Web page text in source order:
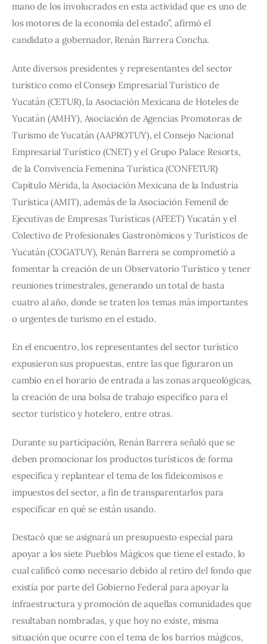
mano de los involucrados en esta actividad que es uno de
los motores de la economía del estado”, afirmó el
candidato a gobernador, Renán Barrera Concha.
Ante diversos presidentes y representantes del sector
turístico como el Consejo Empresarial Turístico de
Yucatán (CETUR), la Asociación Mexicana de Hoteles de
Yucatán (AMHY), Asociación de Agencias Promotoras de
Turismo de Yucatán (AAPROTUY), el Consejo Nacional
Empresarial Turístico (CNET) y el Grupo Palace Resorts,
de la Convivencia Femenina Turística (CONFETUR)
Capítulo Mérida, la Asociación Mexicana de la Industria
Turística (AMIT), además de la Asociación Femenil de
Ejecutivas de Empresas Turísticas (AFEET) Yucatán y el
Colectivo de Profesionales Gastronómicos y Turísticos de
Yucatán (COGATUY), Renán Barrera se comprometió a
fomentar la creación de un Observatorio Turístico y tener
reuniones trimestrales, generando un total de hasta
cuatro al año, donde se traten los temas más importantes
o urgentes de turismo en el estado.
En el encuentro, los representantes del sector turístico
expusieron sus propuestas, entre las que figuraron un
cambio en el horario de entrada a las zonas arqueológicas,
la creación de una bolsa de trabajo específico para el
sector turístico y hotelero, entre otras.
Durante su participación, Renán Barrera señaló que se
deben promocionar los productos turísticos de forma
específica y replantear el tema de los fideicomisos e
impuestos del sector, a fin de transparentarlos para
especificar en qué se están usando.
Destacó que se asignará un presupuesto especial para
apoyar a los siete Pueblos Mágicos que tiene el estado, lo
cual calificó como necesario debido al retiro del fondo que
existía por parte del Gobierno Federal para apoyar la
infraestructura y promoción de aquellas comunidades que
resultaban nombradas, y que hoy no existe, misma
situación que ocurre con el tema de los barrios mágicos,